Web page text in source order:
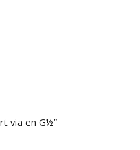
via en G½”